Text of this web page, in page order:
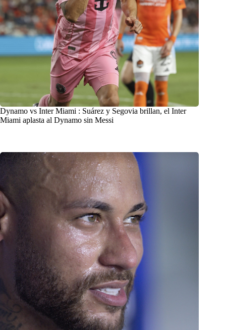
Dynamo vs Inter Miami : Suárez y Segovia brillan, el Inter
Miami aplasta al Dynamo sin Messi